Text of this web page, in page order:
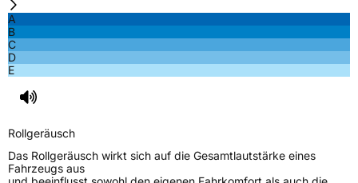
Rollgeräusch (Klasse)
EPREL ID 729483
A
B
C
D
E
Rollgeräusch
Das Rollgeräusch wirkt sich auf die Gesamtlautstärke eines
Fahrzeugs aus